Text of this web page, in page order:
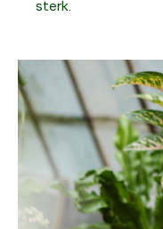
sterk.